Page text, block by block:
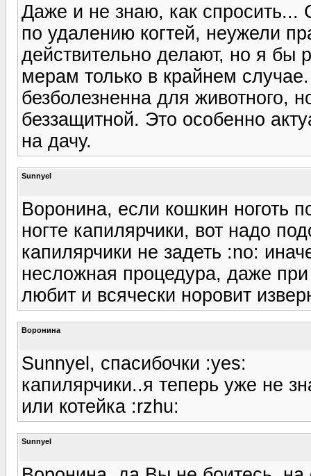
Даже и не знаю, как
по удалению когтей, неужели
действительно делают, но я бы
мерам только в крайнем
безболезненна для животного,
беззащитной. Это особенно
на дачу.
Sunnyel
Воронина, если кошкин ноготь
ногте капилярчики, вот надо
капилярчики не задеть :no:
несложная процедура, даже
любит и всячески норовит
Воронина
Sunnyel, спасибочки :yes:
капилярчики..я теперь уже не
или котейка :rzhu:
Sunnyel